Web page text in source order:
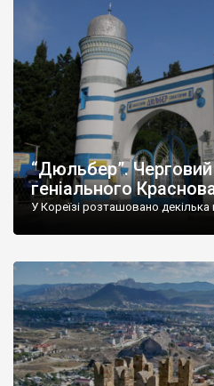
“Дюльбер”. Черговий
геніального
У Кореїзі розташовано